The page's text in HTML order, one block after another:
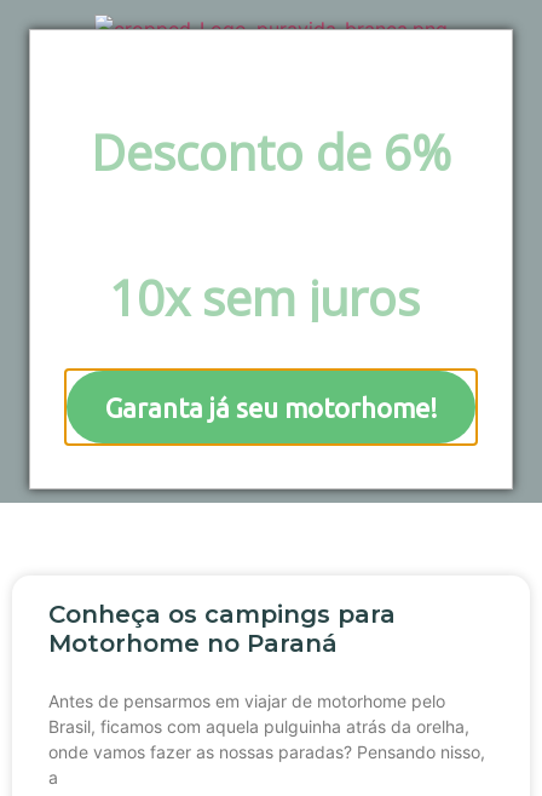
Desconto de 6%
10x sem juros
Garanta já seu motorhome!
Resultados da sua
Conheça os campings para
Motorhome no Paraná
Antes de pensarmos em viajar de motorhome pelo
Brasil, ficamos com aquela pulguinha atrás da orelha,
onde vamos fazer as nossas paradas? Pensando nisso,
a